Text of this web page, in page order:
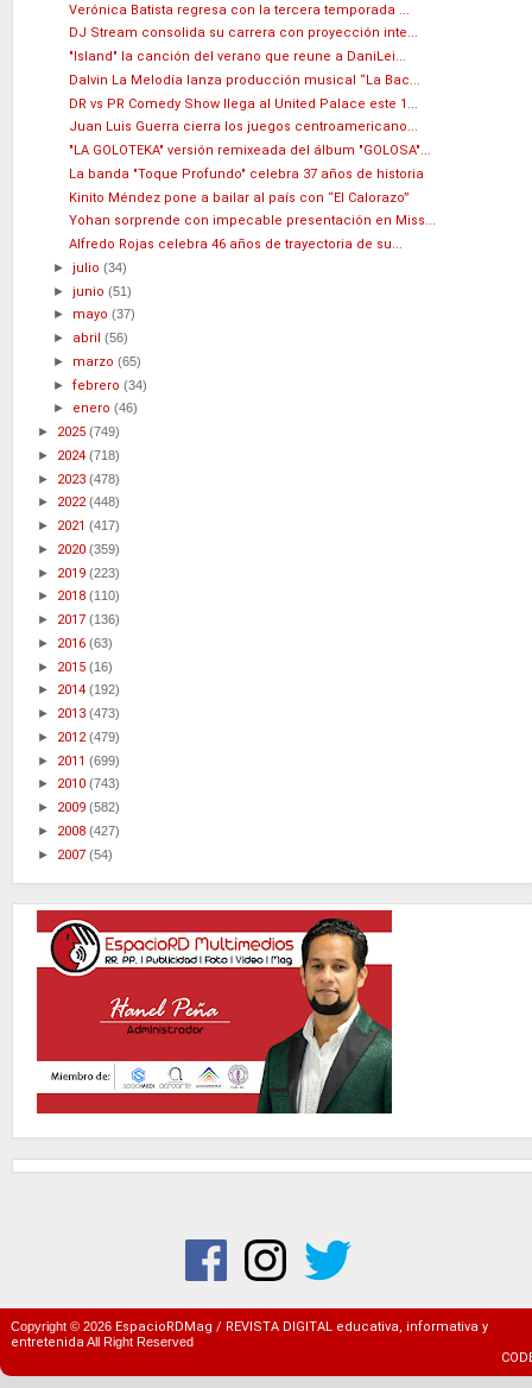
Verónica Batista regresa con la tercera temporada ...
DJ Stream consolida su carrera con proyección inte...
"Island" la canción del verano que reune a DaniLei...
Dalvin La Melodía lanza producción musical “La Bac...
DR vs PR Comedy Show llega al United Palace este 1...
Juan Luis Guerra cierra los juegos centroamericano...
"LA GOLOTEKA" versión remixeada del álbum "GOLOSA"...
La banda "Toque Profundo" celebra 37 años de historia
Kinito Méndez pone a bailar al país con “El Calorazo”
Yohan sorprende con impecable presentación en Miss...
Alfredo Rojas celebra 46 años de trayectoria de su...
►julio(34)
►junio(51)
► mayo(37)
► abril(56)
► marzo(65)
►febrero(34)
► enero(46)
► 2025 (749)
► 2024 (718)
► 2023 (478)
► 2022(448)
► 2021 (417)
► 2020 (359)
► 2019 (223)
► 2018 (110)
► 2017 (136)
► 2016 (63)
► 2015 (16)
► 2014 (192)
► 2013 (473)
► 2012(479)
► 2011 (699)
► 2010 (743)
► 2009 (582)
► 2008 (427)
► 2007 (54)
Copyright © 2026 EspacioRDMag / REVISTA DIGITAL educativa, informativa y
entretenidaAll Right Reserved